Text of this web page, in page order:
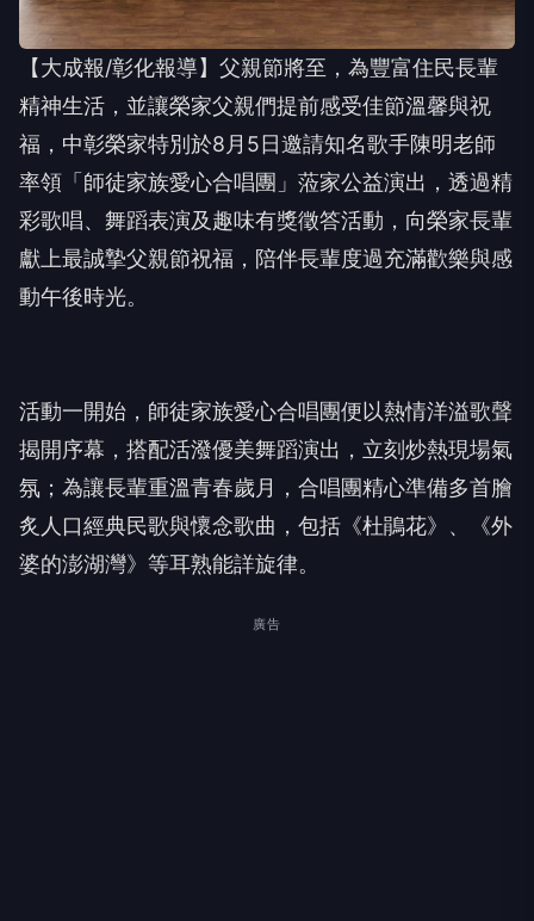
【大成報/彰化報導】父親節將至，為豐富住民長輩
精神生活，並讓榮家父親們提前感受佳節溫馨與祝
福，中彰榮家特別於8月5日邀請知名歌手陳明老師
率領「師徒家族愛心合唱團」蒞家公益演出，透過精
彩歌唱、舞蹈表演及趣味有獎徵答活動，向榮家長輩
獻上最誠摯父親節祝福，陪伴長輩度過充滿歡樂與感
動午後時光。
活動一開始，師徒家族愛心合唱團便以熱情洋溢歌聲
揭開序幕，搭配活潑優美舞蹈演出，立刻炒熱現場氣
氛；為讓長輩重溫青春歲月，合唱團精心準備多首膾
炙人口經典民歌與懷念歌曲，包括《杜鵑花》、《外
婆的澎湖灣》等耳熟能詳旋律。
廣告